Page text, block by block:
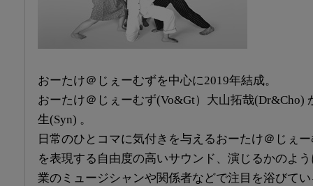
おーたけ＠じぇーむずを中心に2019年結成。
おーたけ＠じぇーむず(Vo&Gt）大山拓哉(Dr&Cho)
生(Syn) 。
日常のひとコマに気付きを与えるおーたけ＠じぇ
を表現する自由度の高いサウンド、演じるかのよ
業のミュージシャンや関係者などで注目を浴びて